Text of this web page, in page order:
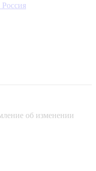
Россия
об изменении